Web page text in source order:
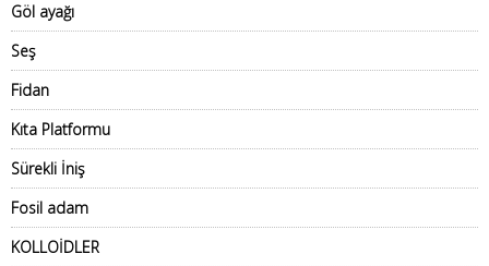
Göl ayağı
Seş
Fidan
Kıta Platformu
Sürekli İniş
Fosil adam
KOLLOİDLER